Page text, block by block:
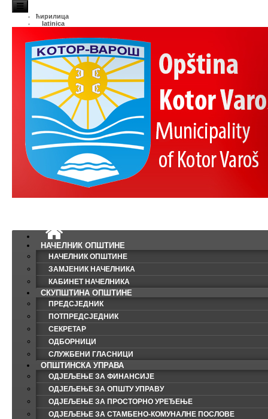
ћирилица
latinica
НАЧЕЛНИК ОПШТИНЕ
НАЧЕЛНИК ОПШТИНЕ
ЗАМЈЕНИК НАЧЕЛНИКА
КАБИНЕТ НАЧЕЛНИКА
СКУПШТИНА ОПШТИНЕ
ПРЕДСЈЕДНИК
ПОТПРЕДСЈЕДНИК
СЕКРЕТАР
ОДБОРНИЦИ
СЛУЖБЕНИ ГЛАСНИЦИ
ОПШТИНСКА УПРАВА
ОДЈЕЉЕЊЕ ЗА ФИНАНСИЈЕ
ОДЈЕЉЕЊЕ ЗА ОПШТУ УПРАВУ
ОДЈЕЉЕЊЕ ЗА ПРОСТОРНО УРЕЂЕЊЕ
ОДЈЕЉЕЊЕ ЗА СТАМБЕНО-КОМУНАЛНЕ ПОСЛОВЕ